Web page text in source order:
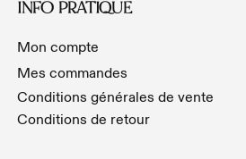
INFO PRATIQUE
Mon compte
Mes commandes
Conditions générales de vente
Conditions de retour